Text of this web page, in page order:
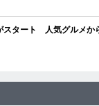
スタート 人気グルメか